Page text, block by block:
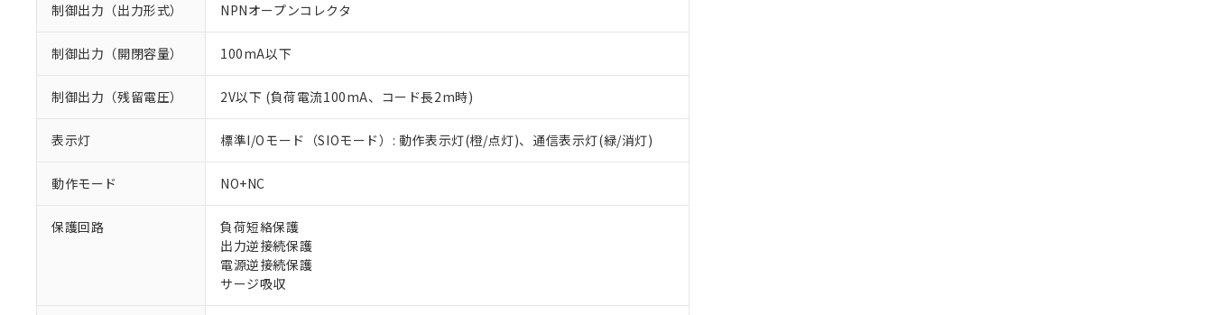
制御出力（出力形式） NPNオープンコレクタ
制御出力（開閉容量） 100mA以下
制御出力（残留電圧） 2V以下 (負荷電流100mA、コード長2m時)
表示灯 標準I/Oモード（SIOモード）: 動作表示灯(橙/点灯)、通信表示灯(緑/消灯)
動作モード NO+NC
保護回路
負荷短絡保護
出力逆接続保護
電源逆接続保護
サージ吸収
ご利用条件
以下の条件をお読みいただき、同意のうえご利用ください。
※1 対応状況
対応済み：EU RoHS指令（10物質）の非含有に対応した製品が提供可能な商品です。
対応予定：EU RoHS指令（10物質）の非含有に対応した製品に切り替える予定のある商品です。
調査・確認中：EU RoHS指令（10物質）の非含有の対応状況を調査中または確認中の商品です。
非該当品：ライセンス料など無形物で、有害物質有無と関係のない商品です。
仕入先様の事情により、非含有部品としていたものが、含有品と判明した場合などやむを得ず変更すること
があります。
鉛(Pb) 1000ppm以下、 水銀(Hg) 1000ppm以下、 カドミウム(Cd) 100ppm以下、
※1 中国RoHS○×表
「○」：最大均質材料含有率が中国RoHSの基準値以下であることを示します。
「－」：未確認です。当社販売部門へお問い合わせください。